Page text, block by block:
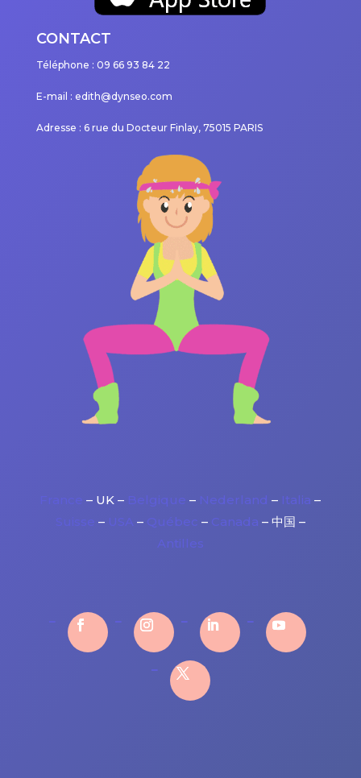
CONTACT
Téléphone : 09 66 93 84 22
E-mail : edith@dynseo.com
Adresse : 6 rue du Docteur Finlay, 75015 PARIS
France– UK – Belgique – Nederland – Italia –
Suisse – USA– Québec – Canada – 中国 –
Antilles